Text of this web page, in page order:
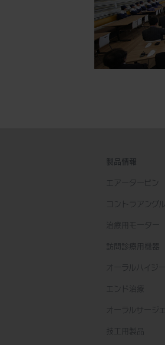
製品情報
エアータービン
コントラアングル
治療用モーター
訪問診療用機器
オーラルハイジ
エンド治療
オーラルサージ
技工用製品